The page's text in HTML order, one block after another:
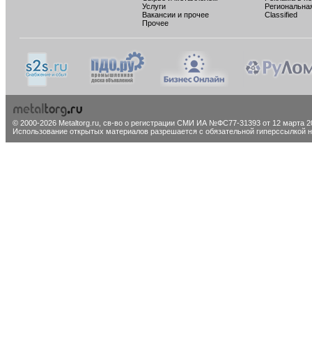
Услуги
Вакансии и прочее
Прочее
Classified
© 2000-2026 Metaltorg.ru, св-во о регистрации СМИ ИА №ФС77-31393 от 12 марта
Использование открытых материалов разрешается с обязательной гиперссылкой